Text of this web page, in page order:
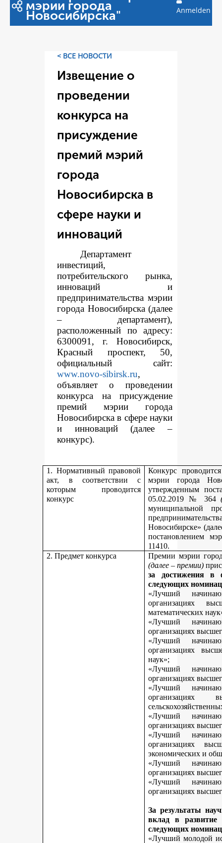
мэрии города
Новосибирска" Anmelden
< ВСЕ НОВОСТИ
Извещение о
проведении
конкурса на
присуждение
премий мэрий
города
Новосибирска в
сфере науки и
инноваций
Департамент
инвестиций,
потребительского рынка,
инноваций и
предпринимательства мэрии
города Новосибирска (далее
– департамент),
расположенный по адресу:
6300091, г. Новосибирск,
Красный проспект, 50,
официальный сайт:
www.novo-sibirsk.ru,
объявляет о проведении
конкурса на присуждение
премий мэрии города
Новосибирска в сфере науки
и инноваций (далее –
конкурс).
1. Нормативный правовой
акт, в соответствии с
которым проводится
конкурс
Конкурс
мэрии города
утвержденным
05.02.2019 № 364
муниципальной
Новосибирске»
постановлением
11410.
2. Предмет конкурса
Премии мэрии
(далее – премии)
за достижения в
следующих
«Лучший
организациях
математических
«Лучший
организациях
«Лучший
организациях
наук»;
«Лучший
организациях
«Лучший
организациях
«Лучший
организациях
«Лучший
организациях
экономических и
«Лучший
организациях
«Лучший
организациях
За результаты
вклад в развитие
следующих
«Лучший молодой